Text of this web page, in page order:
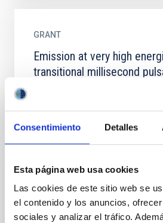
Consentimiento Detalles
Esta página web usa cookies
Las cookies de este sitio web se
el contenido y los anuncios,
sociales y analizar el tráfico.
GRANT
Emission at very high
transitional millisecond
GRANT
Interpretation of Galaxy
simulations. Sabbatical
(Japan)